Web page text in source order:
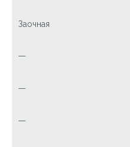
Заочная
—
—
—